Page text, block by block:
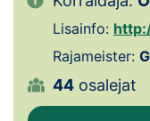
Klubid
Suletud
Lisainfo: http://
Rajameister:
44 osalejat